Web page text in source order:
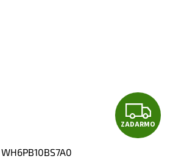
Z
A
ZADARMO
WH6PB10BS7A0